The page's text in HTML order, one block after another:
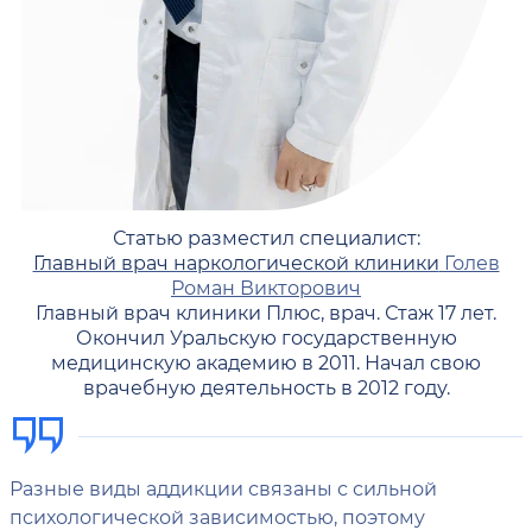
Статью разместил специалист:
Главный врач наркологической клиники Голев
Роман Викторович
Главный врач клиники Плюс, врач. Стаж 17 лет.
Окончил Уральскую государственную
медицинскую академию в 2011. Начал свою
врачебную деятельность в 2012 году.
Разные виды аддикции связаны с сильной
психологической зависимостью, поэтому